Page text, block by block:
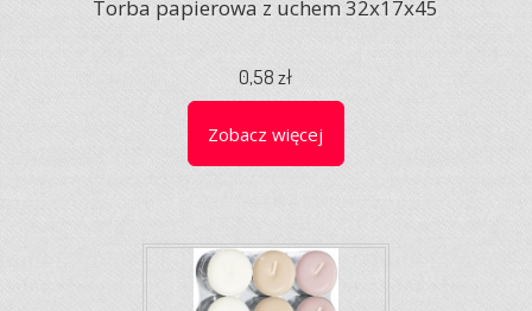
Torba papierowa z uchem 32x17x45
0,58 zł
Zobacz więcej